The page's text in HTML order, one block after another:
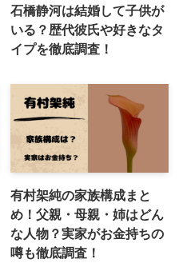
石橋静河は結婚して子供が
いる？歴代彼氏や好きなタ
イプを徹底調査！
有村架純の家族構成まと
め！父親・母親・姉はどん
な人物？実家がお金持ちの
噂も徹底調査！